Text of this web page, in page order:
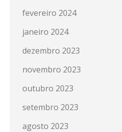
fevereiro 2024
janeiro 2024
dezembro 2023
novembro 2023
outubro 2023
setembro 2023
agosto 2023